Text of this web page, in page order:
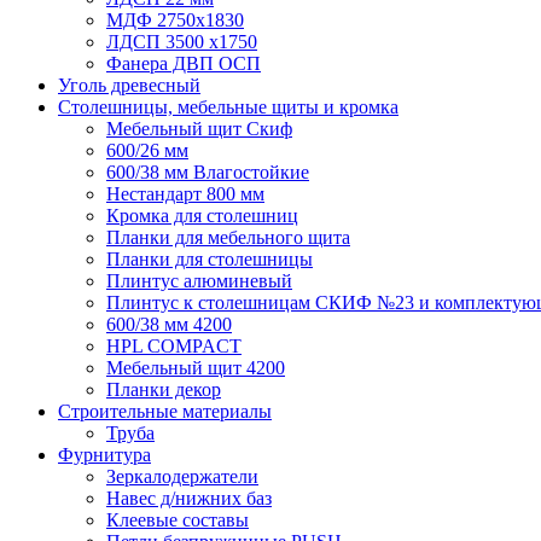
МДФ 2750х1830
ЛДСП 3500 х1750
Фанера ДВП ОСП
Уголь древесный
Столешницы, мебельные щиты и кромка
Мебельный щит Скиф
600/26 мм
600/38 мм Влагостойкие
Нестандарт 800 мм
Кромка для столешниц
Планки для мебельного щита
Планки для столешницы
Плинтус алюминевый
Плинтус к столешницам СКИФ №23 и
600/38 мм 4200
HPL COMPACT
Мебельный щит 4200
Планки декор
Строительные материалы
Труба
Фурнитура
Зеркалодержатели
Навес д/нижних баз
Клеевые составы